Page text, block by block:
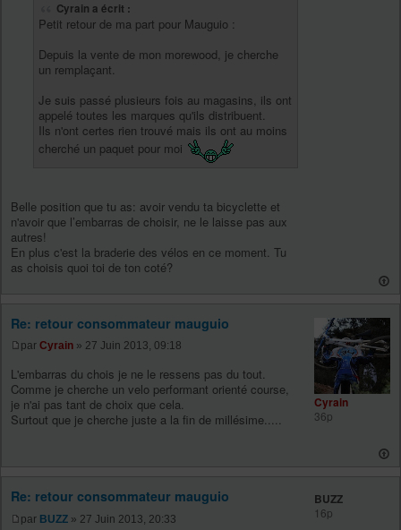
Cyrain a écrit :
Petit retour de ma part pour Mauguio :
Depuis la vente de mon morewood, je cherche
un remplaçant.
Je suis passé plusieurs fois au magasins, ils ont
appelé toutes les marques qu'ils distribuent.
Ils n'ont certes rien trouvé mais ils ont au moins
cherché un paquet pour moi
Belle position que tu as: avoir vendu ta bicyclette et
n'avoir que l’embarras de choisir, ne le laisse pas aux
autres!
En plus c'est la braderie des vélos en ce moment. Tu
as choisis quoi toi de ton coté?
Re: retour consommateur mauguio
par Cyrain » 27 Juin 2013, 09:18
L'embarras du chois je ne le ressens pas du tout.
Comme je cherche un velo performant orienté course,
je n'ai pas tant de choix que cela.
Surtout que je cherche juste a la fin de millésime.....
Cyrain
36p
Re: retour consommateur mauguio
par BUZZ » 27 Juin 2013, 20:33
BUZZ
16p